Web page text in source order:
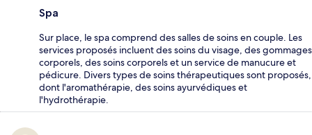
Spa
Sur place, le spa comprend des salles de soins en couple. Les
services proposés incluent des soins du visage, des gommages
corporels, des soins corporels et un service de manucure et
pédicure. Divers types de soins thérapeutiques sont proposés,
dont l'aromathérapie, des soins ayurvédiques et
l'hydrothérapie.